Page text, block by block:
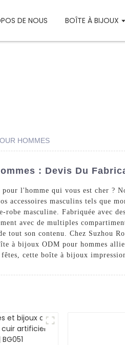
DE NOUS BOÎTE À BIJOUX
HOMMES
: Devis Du
l'homme qui vous est cher ?
accessoires masculins tels que
masculine. Fabriquée avec
avec de multiples
tout son contenu. Chez
à bijoux ODM pour hommes
cette boîte à bijoux